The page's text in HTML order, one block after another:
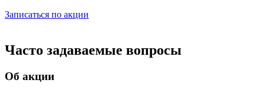
Записаться по акции
Часто задаваемые вопросы
Об акции